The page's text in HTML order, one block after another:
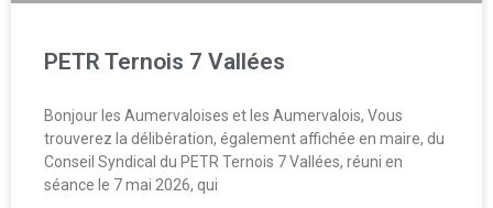
PETR Ternois 7 Vallées
Bonjour les Aumervaloises et les Aumervalois, Vous
trouverez la délibération, également affichée en maire, du
Conseil Syndical du PETR Ternois 7 Vallées, réuni en
séance le 7 mai 2026, qui